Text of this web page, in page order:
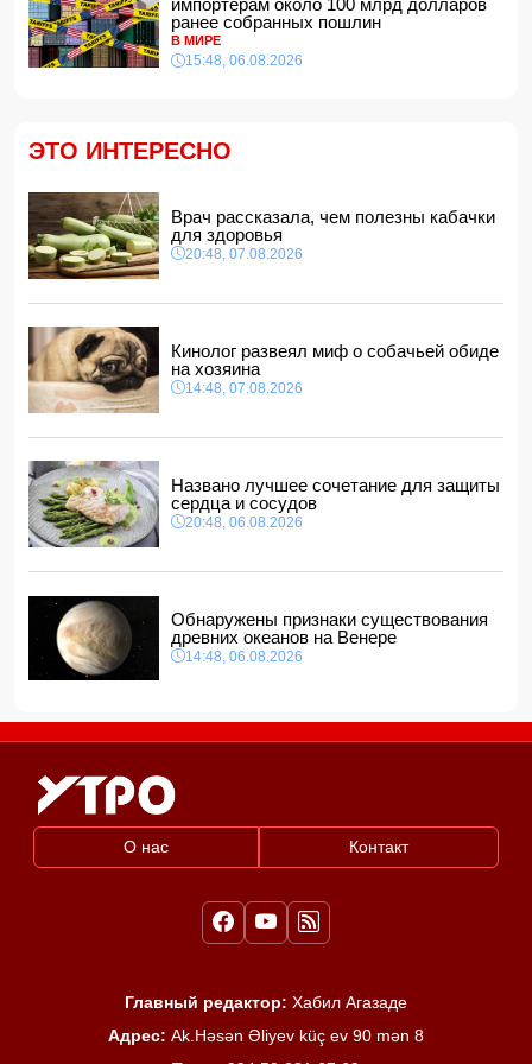
Сына Абеля Магеррамова отозвали от должности посла
14:10, 07.08.2026
14:04, 07.08.2026
дипломатами
14:00, 07.08.2026
Прогноз погоды в Азербайджане на 8 августа
12:48, 07.08.2026
В Азербайджане ищут сотрудников с зарплатой до 10
12:40, 07.08.2026
импортерам около 100 млрд долларов
ранее собранных пошлин
В МИРЕ
15:48, 06.08.2026
ЭТО ИНТЕРЕСНО
Врач рассказала, чем полезны кабачки
для здоровья
20:48, 07.08.2026
Кинолог развеял миф о собачьей обиде
на хозяина
14:48, 07.08.2026
Названо лучшее сочетание для защиты
сердца и сосудов
20:48, 06.08.2026
Обнаружены признаки существования
древних океанов на Венере
14:48, 06.08.2026
О нас Контакт
Главный редактор: Хабил Агазаде
Адрес: Ak.Həsən Əliyev küç ev 90 mən 8